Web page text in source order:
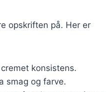
opskriften på. Her er
konsistens.
smag og farve.